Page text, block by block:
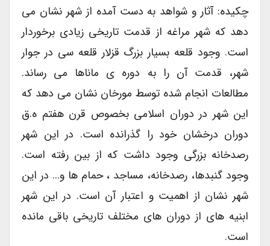
چکیده: آثار و شواهد به دست آمده از شهر نشان می
دهد که شهر مراغه از قدمت تاریخی زیادی برخوردار
است. وجود قلعه بسیار بزرگ قزلار قلعه سی در جوار
شهر، قدمت آن را به دوره ی ماناها می رساند.
مطالعات انجام شده توسط مورخان نشان می دهد که
این شهر در دوران اسلامی بخصوص قرن هفتم ه.ق
دوران درخشان خود را گذرانده است. در این شهر
رصدخانه بزرگی وجود داشت که از بین رفته است.
وجود گنبدها، رصدخانه، مساجد ، حمام ها و… در این
شهر نشان از اهمیت و اعتبار آن است. در این شهر
ابنیه های از دوران های مختلف تاریخی باقی مانده
است.